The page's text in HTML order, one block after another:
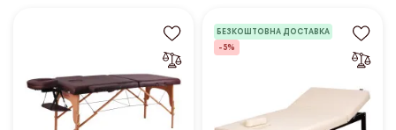
БЕЗКОШТОВНА ДОСТАВКА
-5%